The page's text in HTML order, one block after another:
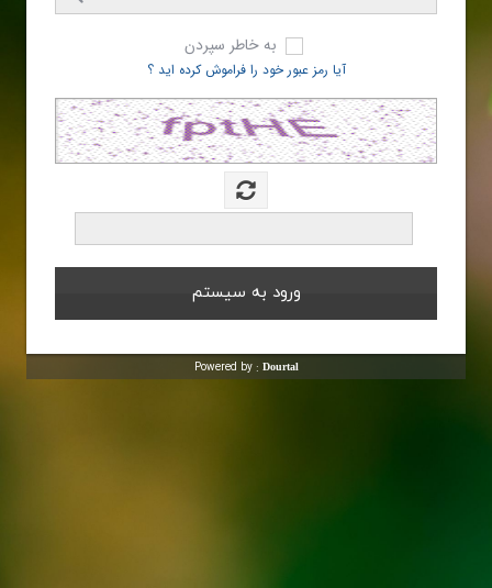
به خاطر سپردن
آیا رمز عبور خود را فراموش کرده اید ؟
Powered by : Dourtal